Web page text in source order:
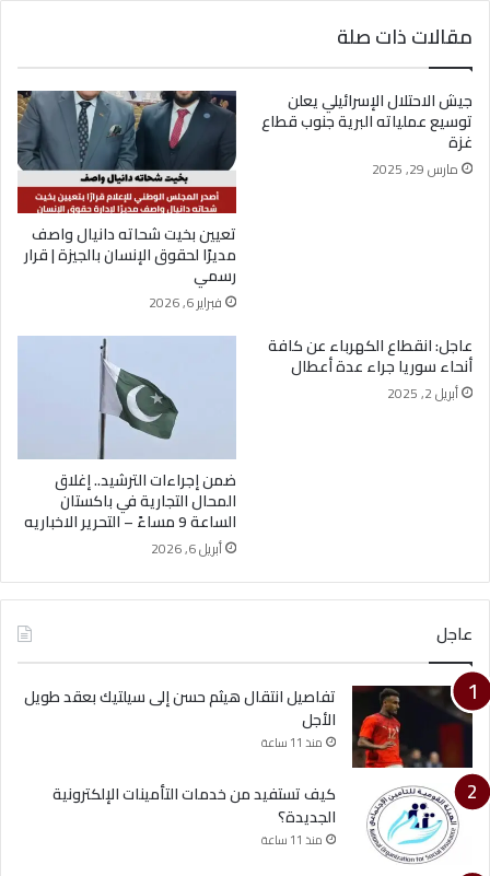
مقالات ذات صلة
جيش الاحتلال الإسرائيلي يعلن
توسيع عملياته البرية جنوب قطاع
غزة
مارس 29, 2025
تعيين بخيت شحاته دانيال واصف
مديرًا لحقوق الإنسان بالجيزة | قرار
رسمي
فبراير 6, 2026
عاجل: انقطاع الكهرباء عن كافة
أنحاء سوريا جراء عدة أعطال
أبريل 2, 2025
ضمن إجراءات الترشيد.. إغلاق
المحال التجارية في باكستان
الساعة 9 مساءً – التحرير الاخباريه
أبريل 6, 2026
عاجل
تفاصيل انتقال هيثم حسن إلى سيلتيك بعقد طويل
الأجل
منذ 11 ساعة
كيف تستفيد من خدمات التأمينات الإلكترونية
الجديدة؟
منذ 11 ساعة